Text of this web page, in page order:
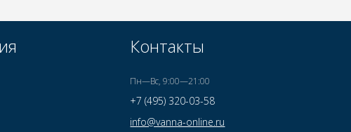
Контакты
Пн—Вс, 9:00—21:00
+7 (495) 320-03-58
info@vanna-online.ru